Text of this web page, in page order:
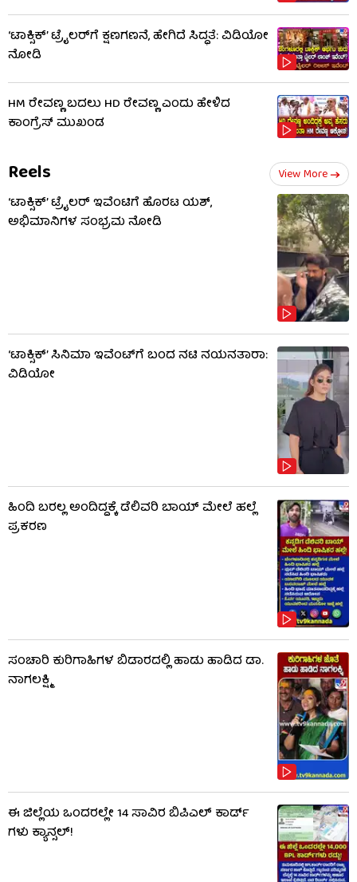
‘ಟಾಕ್ಸಿಕ್’ ಟ್ರೈಲರ್​​ಗೆ ಕ್ಷಣಗಣನೆ, ಹೇಗಿದೆ ಸಿದ್ಧತೆ: ವಿಡಿಯೋ
ನೋಡಿ
HM ರೇವಣ್ಣ ಬದಲು HD ರೇವಣ್ಣ ಎಂದು ಹೇಳಿದ
ಕಾಂಗ್ರೆಸ್ ಮುಖಂಡ
Reels View More
‘ಟಾಕ್ಸಿಕ್’ ಟ್ರೈಲರ್ ಇವೆಂಟಿಗೆ ಹೊರಟ ಯಶ್,
ಅಭಿಮಾನಿಗಳ ಸಂಭ್ರಮ ನೋಡಿ
‘ಟಾಕ್ಸಿಕ್’ ಸಿನಿಮಾ ಇವೆಂಟ್​​ಗೆ ಬಂದ ನಟಿ ನಯನತಾರಾ:
ವಿಡಿಯೋ
ಹಿಂದಿ ಬರಲ್ಲ ಅಂದಿದ್ದಕ್ಕೆ ಡೆಲಿವರಿ ಬಾಯ್‌ ಮೇಲೆ ಹಲ್ಲೆ
ಪ್ರಕರಣ
ಸಂಚಾರಿ ಕುರಿಗಾಹಿಗಳ ಬಿಡಾರದಲ್ಲಿ ಹಾಡು ಹಾಡಿದ ಡಾ.
ನಾಗಲಕ್ಷ್ಮಿ
ಈ ಜಿಲ್ಲೆಯ ಒಂದರಲ್ಲೇ 14 ಸಾವಿರ ಬಿಪಿಎಲ್​ ಕಾರ್ಡ್​
ಗಳು ಕ್ಯಾನ್ಸಲ್!